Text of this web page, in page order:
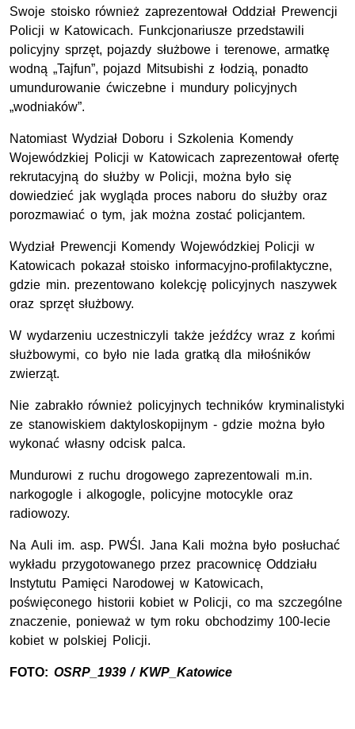
Swoje stoisko również zaprezentował Oddział Prewencji
Policji w Katowicach. Funkcjonariusze przedstawili
policyjny sprzęt, pojazdy służbowe i terenowe, armatkę
wodną „Tajfun”, pojazd Mitsubishi z łodzią, ponadto
umundurowanie ćwiczebne i mundury policyjnych
„wodniaków”.
Natomiast Wydział Doboru i Szkolenia Komendy
Wojewódzkiej Policji w Katowicach zaprezentował ofertę
rekrutacyjną do służby w Policji, można było się
dowiedzieć jak wygląda proces naboru do służby oraz
porozmawiać o tym, jak można zostać policjantem.
Wydział Prewencji Komendy Wojewódzkiej Policji w
Katowicach pokazał stoisko informacyjno-profilaktyczne,
gdzie min. prezentowano kolekcję policyjnych naszywek
oraz sprzęt służbowy.
W wydarzeniu uczestniczyli także jeźdźcy wraz z końmi
służbowymi, co było nie lada gratką dla miłośników
zwierząt.
Nie zabrakło również policyjnych techników kryminalistyki
ze stanowiskiem daktyloskopijnym - gdzie można było
wykonać własny odcisk palca.
Mundurowi z ruchu drogowego zaprezentowali m.in.
narkogogle i alkogogle, policyjne motocykle oraz
radiowozy.
Na Auli im. asp. PWŚl. Jana Kali można było posłuchać
wykładu przygotowanego przez pracownicę Oddziału
Instytutu Pamięci Narodowej w Katowicach,
poświęconego historii kobiet w Policji, co ma szczególne
znaczenie, ponieważ w tym roku obchodzimy 100-lecie
kobiet w polskiej Policji.
FOTO: OSRP_1939 / KWP_Katowice